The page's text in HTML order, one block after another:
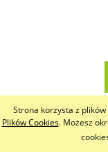
Strona korzysta z
Plików Cookies. Możesz
Nowości